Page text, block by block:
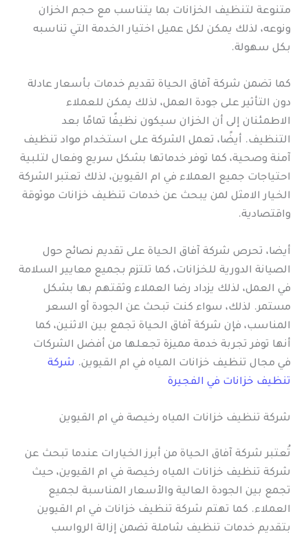
متنوعة لتنظيف الخزانات بما يتناسب مع حجم الخزان
ونوعه، لذلك يمكن لكل عميل اختيار الخدمة التي تناسبه
بكل سهولة.
كما تضمن شركة آفاق الحياة تقديم خدمات بأسعار عادلة
دون التأثير على جودة العمل، لذلك يمكن للعملاء
الاطمئنان إلى أن الخزان سيكون نظيفًا تمامًا بعد
التنظيف. أيضًا، تعمل الشركة على استخدام مواد تنظيف
آمنة وصحية، كما توفر خدماتها بشكل سريع وفعال لتلبية
احتياجات جميع العملاء في ام القيوين، لذلك تعتبر الشركة
الخيار الامثل لمن يبحث عن خدمات تنظيف خزانات موثوقة
واقتصادية.
أيضا، تحرص شركة آفاق الحياة على تقديم نصائح حول
الصيانة الدورية للخزانات، كما تلتزم بجميع معايير السلامة
في العمل، لذلك يزداد رضا العملاء وثقتهم بها بشكل
مستمر. لذلك، سواء كنت تبحث عن الجودة أو السعر
المناسب، فإن شركة آفاق الحياة تجمع بين الاثنين، كما
أنها توفر تجربة خدمة مميزة تجعلها من أفضل الشركات
في مجال تنظيف خزانات المياه في ام القيوين. شركة
تنظيف خزانات في الفجيرة
شركة تنظيف خزانات المياه رخيصة في ام القيوين
تُعتبر شركة آفاق الحياة من أبرز الخيارات عندما تبحث عن
شركة تنظيف خزانات المياه رخيصة في ام القيوين، حيث
تجمع بين الجودة العالية والأسعار المناسبة لجميع
العملاء. كما تهتم شركة تنظيف خزانات في ام القيوين
بتقديم خدمات تنظيف شاملة تضمن إزالة الرواسب